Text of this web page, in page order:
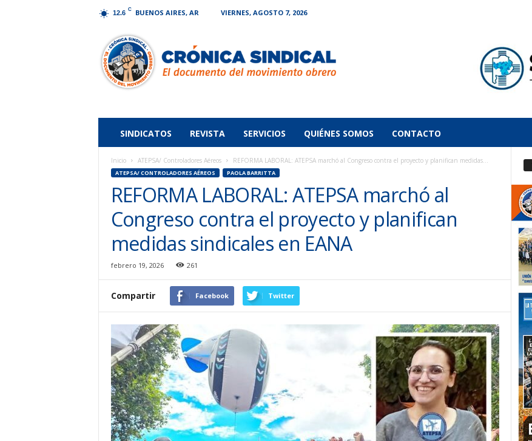
12.6 C BUENOS AIRES, AR VIERNES, AGOSTO 7, 2026
Sindical
SINDICATOS REVISTA SERVICIOS QUIÉNES SOMOS CONTACTO
Inicio ATEPSA/ Controladores Aéreos REFORMA LABORAL: ATEPSA marchó al Congreso contra el proyecto y planifican medidas...
ATEPSA/ CONTROLADORES AÉREOS PAOLA BARRITTA
REFORMA LABORAL: ATEPSA marchó al
Congreso contra el proyecto y planifican
medidas sindicales en EANA
febrero 19, 2026 261
Compartir Facebook Twitter